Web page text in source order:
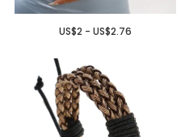
US$2 - US$2.76